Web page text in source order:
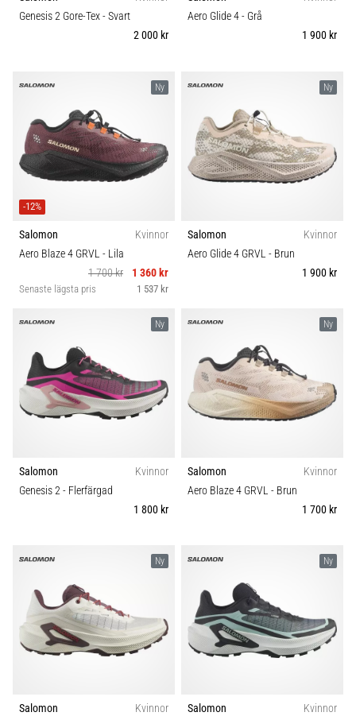
Hur
var
det…
6. 8. 2026
9 min. läsning
Löparknä:
Orsaker,
och
åtgärder
Löparknä,
även
känt
som
iliotibialbandssyndrom
ett
mycket
löpare
Vad…
artiklar
Komfort och dämpning
Genesis 2 Gore-Tex- Svart
2 000 kr
Aero Glide 4- Grå
1 900 kr
Ny
-12%
Salomon
Kvinnor
Aero Blaze 4 GRVL - Lila
1 700 kr
1 360 kr
Senaste lägsta pris 1 537 kr
Ny
Salomon
Kvinnor
Aero Glide 4 GRVL - Brun
1 900 kr
Ny
Salomon
Kvinnor
Genesis 2- Flerfärgad
1 800 kr
Ny
Salomon
Kvinnor
Aero Blaze 4 GRVL - Brun
1 700 kr
Ny
Salomon
Kvinnor
Ny
Salomon
Kvinnor